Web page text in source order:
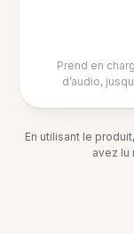
Prend en
d’audio,
En utilisant le
avez lu